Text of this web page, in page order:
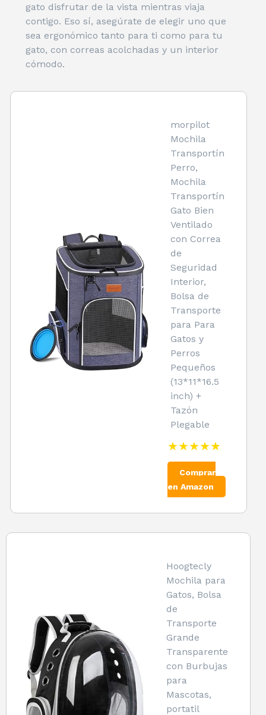
gato disfrutar de la vista mientras viaja
contigo. Eso sí, asegúrate de elegir uno que
sea ergonómico tanto para ti como para tu
gato, con correas acolchadas y un interior
cómodo.
morpilot
Mochila
Transportín
Perro,
Mochila
Transportín
Gato Bien
Ventilado
con Correa
de
Seguridad
Interior,
Bolsa de
Transporte
para Para
Gatos y
Perros
Pequeños
(13*11*16.5
inch) +
Tazón
Plegable
★★★★★
Comprar
en Amazon
Hoogtecly
Mochila para
Gatos, Bolsa
de
Transporte
Grande
Transparente
con Burbujas
para
Mascotas,
portatil